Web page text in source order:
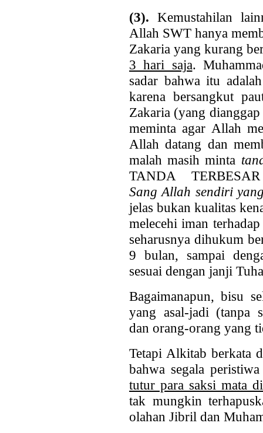
(3). Kemustahilan
Allah SWT hanya
Zakaria yang kurang
3 hari saja.
sadar bahwa itu
karena bersangkut
Zakaria (yang
meminta agar Allah
Allah datang dan
malah masih minta
TANDA
Sang Allah sendiri
jelas bukan kualitas
melecehi iman
seharusnya dihukum
9 bulan, sampai
sesuai dengan janji
Bagaimanapun, bisu
yang asal-jadi (tanpa
dan orang-orang yang
Tetapi Alkitab berkata
bahwa segala
tutur para saksi mata
tak mungkin
olahan Jibril dan